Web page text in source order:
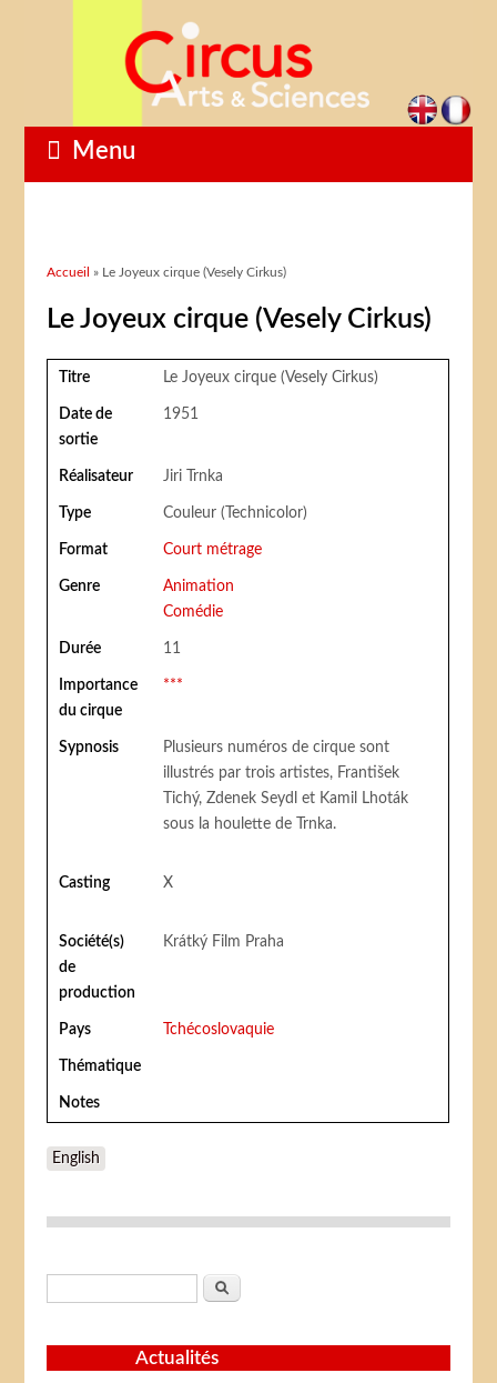
Menu
Vous êtes ici
Accueil » Le Joyeux cirque (Vesely Cirkus)
Le Joyeux cirque (Vesely Cirkus)
Titre Le Joyeux cirque (Vesely Cirkus)
Date de
sortie
1951
Réalisateur Jiri Trnka
Type Couleur (Technicolor)
Format Court métrage
Genre
Animation
Comédie
Durée 11
Importance
du cirque
***
Sypnosis
Plusieurs numéros de cirque sont
illustrés par trois artistes, František
Tichý, Zdenek Seydl et Kamil Lhoták
sous la houlette de Trnka.
Casting X
Société(s)
de
production
Krátký Film Praha
Pays Tchécoslovaquie
Thématique
Notes
English
Formulaire de recherche
Rechercher
Actualités